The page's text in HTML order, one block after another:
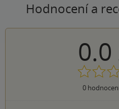
Hodnocení a
0.0
0